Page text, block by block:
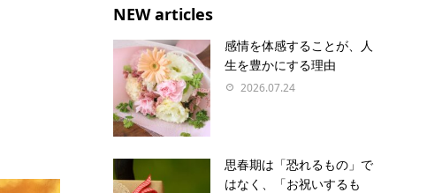
NEW articles
感情を体感することが、人
生を豊かにする理由
2026.07.24
思春期は「恐れるもの」で
はなく、「お祝いするも